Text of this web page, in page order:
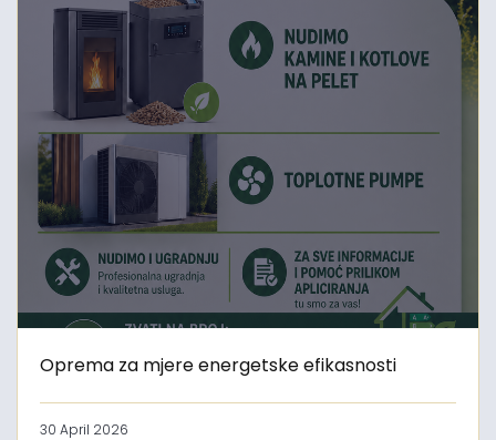
Oprema za mjere energetske efikasnosti
30 April 2026